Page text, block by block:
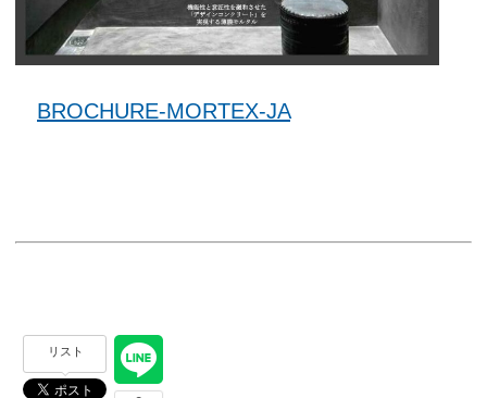
BROCHURE-MORTEX-JA
リスト